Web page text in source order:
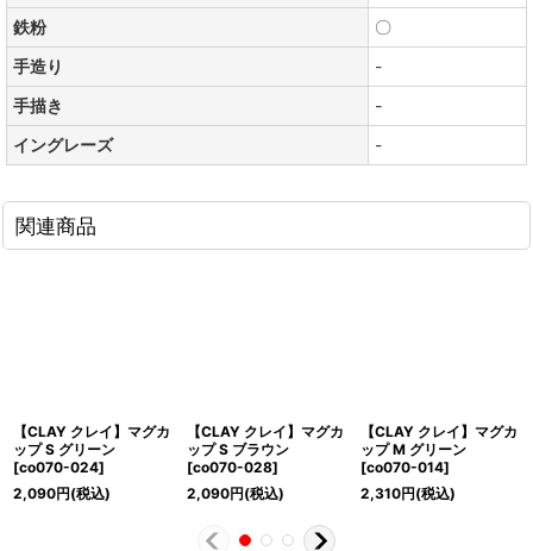
鉄粉
〇
手造り
-
手描き
-
イングレーズ
-
関連商品
【CLAY クレイ】マグカ
ップ S グリーン
[co070-024]
2,090円(税込)
【CLAY クレイ】マグカ
ップ S ブラウン
[co070-028]
2,090円(税込)
【CLAY クレイ】マグカ
ップ M グリーン
[co070-014]
2,310円(税込)